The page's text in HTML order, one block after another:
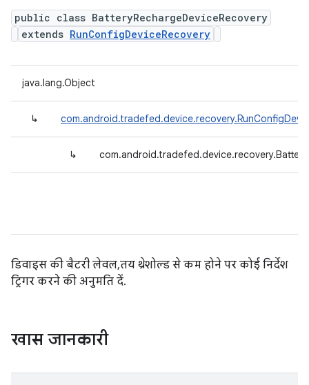
public class BatteryRechargeDeviceRecovery
extends RunConfigDeviceRecovery
java.lang.Object
↳
↳
डिवाइस की बैटरी लेवल, तय थ्रेशोल्ड से कम होने पर कोई निर्देश
ट्रिगर करने की अनुमति दें.
खास जानकारी